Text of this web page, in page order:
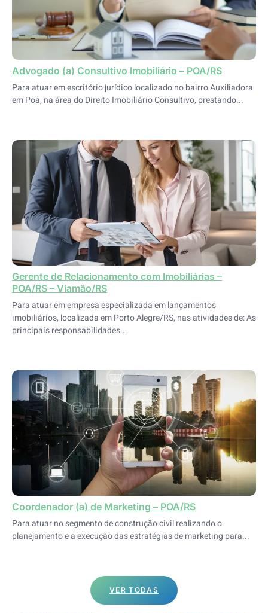
Advogado (a) Consultivo Imobiliário – POA/RS
Para atuar em escritório jurídico localizado no bairro Auxiliadora
em Poa, na área do Direito Imobiliário Consultivo, prestando...
Gerente de Relacionamento com Imobiliárias –
POA/RS – Viamão/RS
Para atuar em empresa especializada em lançamentos
imobiliários, localizada em Porto Alegre/RS, nas atividades de: As
principais responsabilidades...
Coordenador (a) de Marketing – POA/RS
Para atuar no segmento de construção civil realizando o
planejamento e a execução das estratégias de marketing para...
VER TODAS